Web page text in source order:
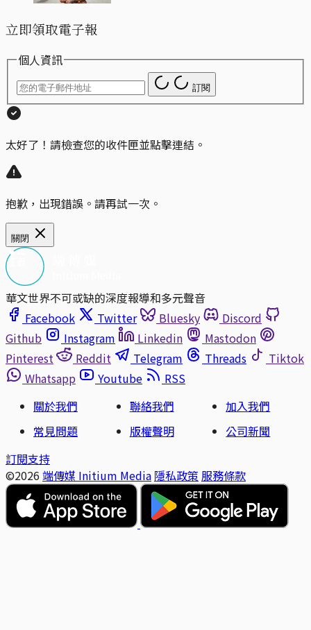
立即領取電子報
個人資訊
訂閱
太好了！請檢查您的收件匣並點擊連結。
抱歉，出現錯誤。請再試一次。
關閉
華文世界不可或缺的深度報導和多元聲音
Facebook
Twitter Bluesky
Discord
Github
Instagram Linkedin
Mastodon
Pinterest
Reddit Telegram Threads
Tiktok
Whatsapp
Youtube
RSS
關於我們
聯絡我們
加入我們
常見問題
版權聲明
公司新聞
訂閱支持
©2026 端傳媒 Initium Media 隱私政策 服務條款